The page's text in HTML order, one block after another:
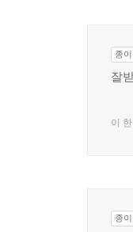
종
잘
이
종